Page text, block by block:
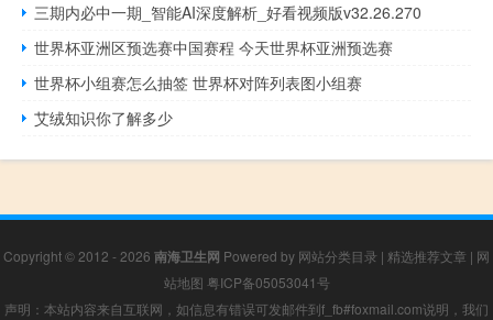
三期内必中一期_智能AI深度解析_好看视频版v32.26.270
世界杯亚洲区预选赛中国赛程 今天世界杯亚洲预选赛
世界杯小组赛怎么抽签 世界杯对阵列表图小组赛
艾绒知识你了解多少
Copyright © 2012 - 2026 南海卫生网 Powered by 网站分类目录 | 精选推荐文章 | 网
站地图 粤ICP备05053041号
声明：本站内容来自互联网，如信息有错误可发邮件到f_fb#foxmail.com说明，我们